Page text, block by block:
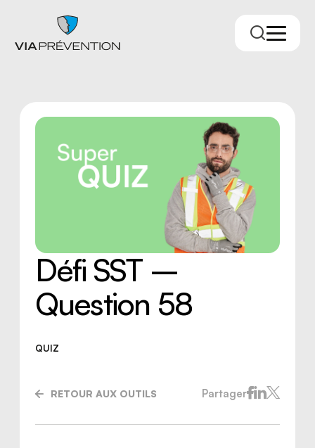
Trouver votre conseiller.ère
RMPPÉ
Défi SST –
Question 58
QUIZ
RETOUR AUX OUTILS Partager